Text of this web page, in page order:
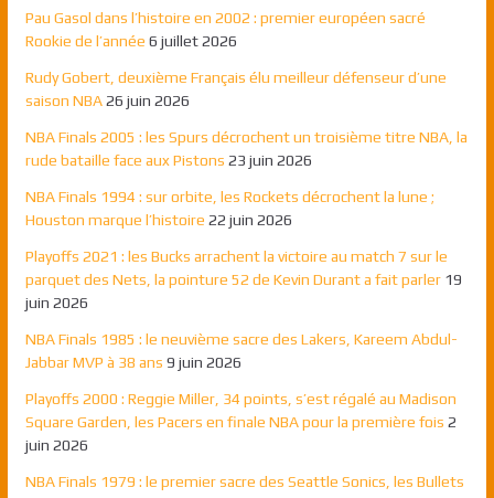
Pau Gasol dans l’histoire en 2002 : premier européen sacré
Rookie de l’année 6 juillet 2026
Rudy Gobert, deuxième Français élu meilleur défenseur d’une
saison NBA 26 juin 2026
NBA Finals 2005 : les Spurs décrochent un troisième titre NBA, la
rude bataille face aux Pistons 23 juin 2026
NBA Finals 1994 : sur orbite, les Rockets décrochent la lune ;
Houston marque l’histoire 22 juin 2026
Playoffs 2021 : les Bucks arrachent la victoire au match 7 sur le
parquet des Nets, la pointure 52 de Kevin Durant a fait parler 19
juin 2026
NBA Finals 1985 : le neuvième sacre des Lakers, Kareem Abdul-
Jabbar MVP à 38 ans 9 juin 2026
Playoffs 2000 : Reggie Miller, 34 points, s’est régalé au Madison
Square Garden, les Pacers en finale NBA pour la première fois 2
juin 2026
NBA Finals 1979 : le premier sacre des Seattle Sonics, les Bullets